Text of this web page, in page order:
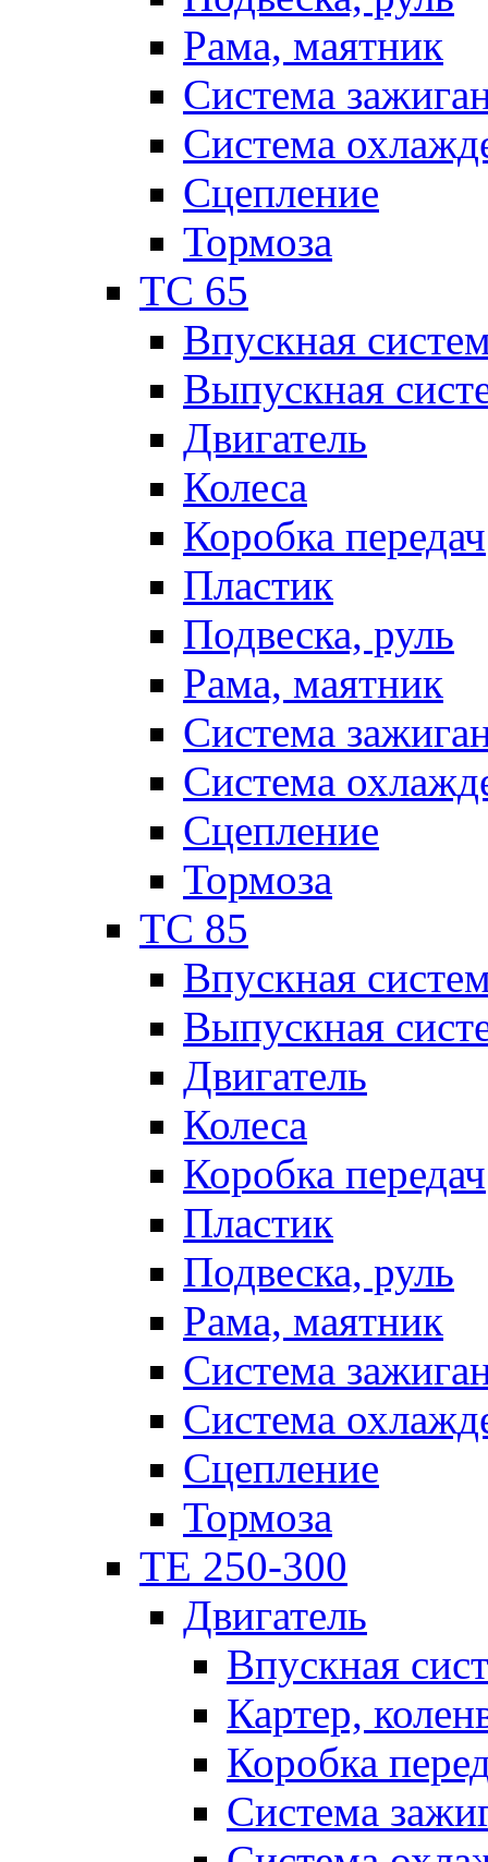
Рама, маятник
Система
Система
Сцепление
Тормоза
TC 65
Впускная
Выпускная
Двигатель
Колеса
Коробка передач
Пластик
Подвеска, руль
Рама, маятник
Система
Система
Сцепление
Тормоза
TC 85
Впускная
Выпускная
Двигатель
Колеса
Коробка передач
Пластик
Подвеска, руль
Рама, маятник
Система
Система
Сцепление
Тормоза
TE 250-300
Двигатель
Впускная
Картер,
Коробка
Система